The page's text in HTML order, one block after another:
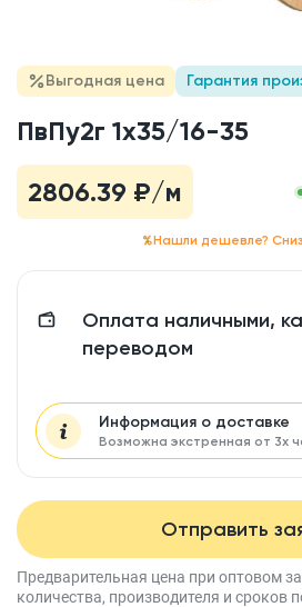
Выгодная цена Гарантия
ПвПу2г 1x35/16-35
2806.39 ₽/м
Нашли дешевле?
Отправить
Предварительная цена при оптовом
количества, производителя и сроков
Оплата наличными,
переводом
Информация о доставке
Возможна экстренная от 3х